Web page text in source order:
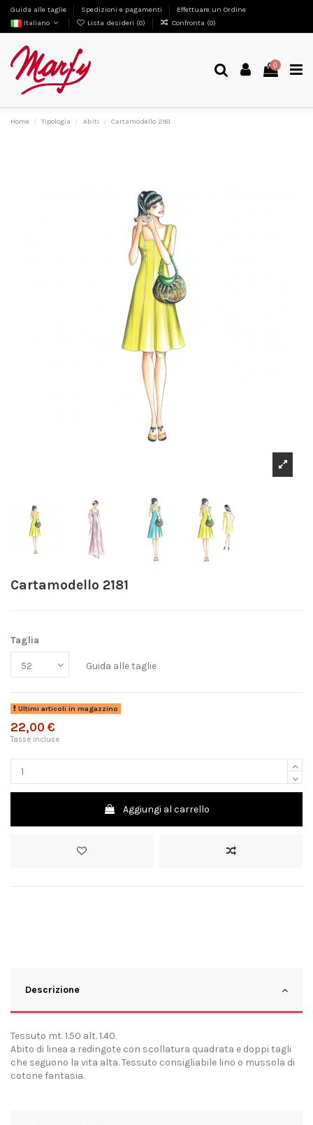
Guida alle taglie Spedizioni e pagamenti
Effettuare un Ordine
Italiano
Lista desideri (0) Confronta (0)
0
Home Tipologia Abiti Cartamodello 2181
Cartamodello 2181
Taglia
Guida alle taglie
Ultimi articoli in magazzino
22,00 €
Tasse incluse
Aggiungi al carrello
Descrizione
Tessuto mt. 1.50 alt. 1.40.
Abito di linea a redingote con scollatura quadrata e doppi tagli
che seguono la vita alta. Tessuto consigliabile lino o mussola di
cotone fantasia.